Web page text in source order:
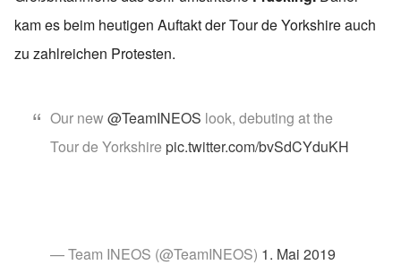
kam es beim heutigen Auftakt der Tour de Yorkshire auch
zu zahlreichen Protesten.
Our new @TeamINEOS look, debuting at the
Tour de Yorkshire pic.twitter.com/bvSdCYduKH
— Team INEOS (@TeamINEOS) 1. Mai 2019